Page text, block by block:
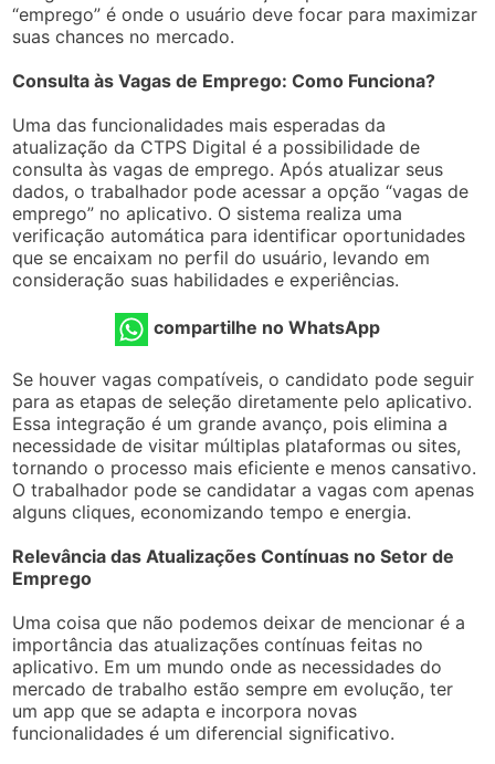
“emprego” é onde o usuário deve focar para maximizar
suas chances no mercado.
Consulta às Vagas de Emprego: Como Funciona?
Uma das funcionalidades mais esperadas da
atualização da CTPS Digital é a possibilidade de
consulta às vagas de emprego. Após atualizar seus
dados, o trabalhador pode acessar a opção “vagas de
emprego” no aplicativo. O sistema realiza uma
verificação automática para identificar oportunidades
que se encaixam no perfil do usuário, levando em
consideração suas habilidades e experiências.
compartilhe no WhatsApp
Se houver vagas compatíveis, o candidato pode seguir
para as etapas de seleção diretamente pelo aplicativo.
Essa integração é um grande avanço, pois elimina a
necessidade de visitar múltiplas plataformas ou sites,
tornando o processo mais eficiente e menos cansativo.
O trabalhador pode se candidatar a vagas com apenas
alguns cliques, economizando tempo e energia.
Relevância das Atualizações Contínuas no Setor de
Emprego
Uma coisa que não podemos deixar de mencionar é a
importância das atualizações contínuas feitas no
aplicativo. Em um mundo onde as necessidades do
mercado de trabalho estão sempre em evolução, ter
um app que se adapta e incorpora novas
funcionalidades é um diferencial significativo.